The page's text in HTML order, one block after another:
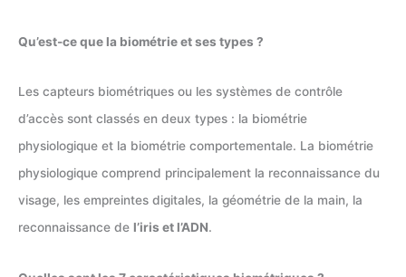
Qu’est-ce que la biométrie et ses types ?
Les capteurs biométriques ou les systèmes de contrôle
d’accès sont classés en deux types : la biométrie
physiologique et la biométrie comportementale. La biométrie
physiologique comprend principalement la reconnaissance du
visage, les empreintes digitales, la géométrie de la main, la
reconnaissance de l’iris et l’ADN.